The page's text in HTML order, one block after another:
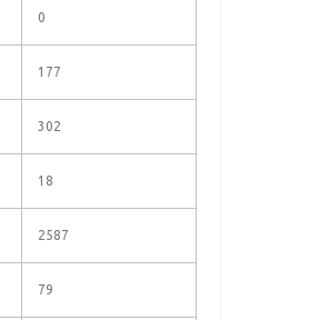
0
177
302
18
2587
79